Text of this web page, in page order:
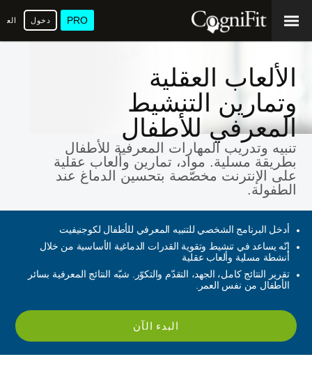
PRO دخول
الألعاب العقلية
وتمارين التنشيط
المعرفي للأطفال
تنبيه وتدريب المهارات المعرفية للأطفال
بطريقة مسلية. مواد، تمارين وألعاب عقلية
على الإنترنت مخصّصة بتحسين الدماغ عند
الطفولة.
أدخل البرنامج الشخصي للتنبيه المعرفي للأطفال لكوجنيفيت
إنّه يساعد في تنشيط وتقوية القدرات الدماغية الأساسية من خلال
أنشطة مسلية وألعاب عقلية
تقرير النتائج كامل، الجهد، التقدّم والتكوّر. شبّه النتائج المعرفية بسائر
الأطفال من نفس العمر.
البدء الآن